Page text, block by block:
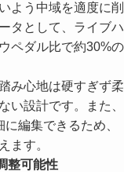
よう中域を適度に削
タとして、ライブハ
ペダル比で約30%の
み心地は硬すぎず柔
い設計です。また、
編集できるため、
ます。
整可能性